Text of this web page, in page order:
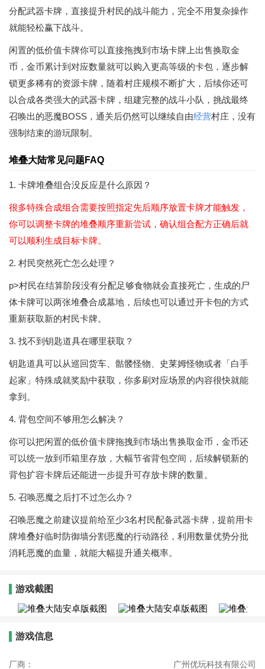
分配武器卡牌，直接提升村民的战斗能力，完全不用复杂操作
就能轻松赢下战斗。
闲置的低价值卡牌你可以直接拖拽到市场卡牌上出售换取金
币，金币累计到对应数量就可以购入更高等级的卡包，逐步解
锁更多稀有的资源卡牌，随着村庄规模不断扩大，后续你还可
以合成各类强大的武器卡牌，组建完整的战斗小队，挑战最终
召唤出的恶魔BOSS，通关后仍然可以继续自由经营村庄，没有
强制结束的游玩限制。
堆叠大陆常见问题FAQ
1. 卡牌堆叠组合没反应是什么原因？
很多特殊合成组合需要按照指定先后顺序放置卡牌才能触发，
你可以调整卡牌的堆叠顺序重新尝试，确认组合配方正确后就
可以顺利生成目标卡牌。
2. 村民突然死亡怎么处理？
p>村民在结算阶段没有分配足够食物就会直接死亡，生成的尸
体卡牌可以两张堆叠合成墓地，后续也可以通过开卡包的方式
重新获取新的村民卡牌。
3. 找不到钥匙道具在哪里获取？
钥匙道具可以从巡回货车、骷髅怪物、史莱姆怪物或者「白手
起家」特殊成就奖励中获取，你多刷对应场景的内容很快就能
拿到。
4. 背包空间不够用怎么解决？
你可以把闲置的低价值卡牌拖拽到市场出售换取金币，金币还
可以统一放到币箱里存放，大幅节省背包空间，后续解锁新的
背包扩容卡牌后还能进一步提升可存放卡牌的数量。
5. 召唤恶魔之后打不过怎么办？
召唤恶魔之前建议提前给至少3名村民配备武器卡牌，提前用卡
牌堆叠好临时防御墙分割恶魔的行动路径，利用数量优势分批
消耗恶魔的血量，就能大幅提升通关概率。
游戏截图
游戏信息
厂商： 广州优玩科技有限公司